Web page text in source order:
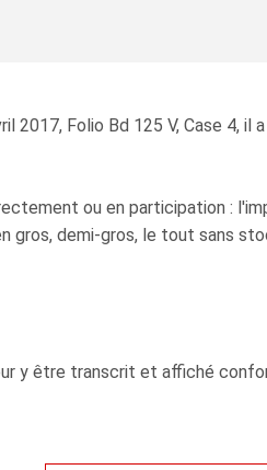
2017, Folio Bd 125 V, Case 4,
ou en participation :
gros, demi-gros, le tout sans
y être transcrit et affiché